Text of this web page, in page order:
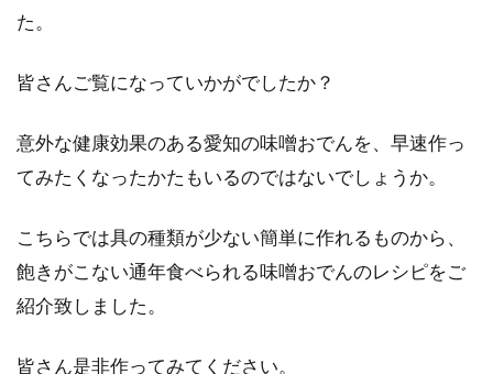
た。
皆さんご覧になっていかがでしたか？
意外な健康効果のある愛知の味噌おでんを、早速作っ
てみたくなったかたもいるのではないでしょうか。
こちらでは具の種類が少ない簡単に作れるものから、
飽きがこない通年食べられる味噌おでんのレシピをご
紹介致しました。
皆さん是非作ってみてください。